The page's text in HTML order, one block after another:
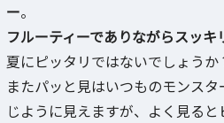
ー。
フルーティーでありながらスッキ
夏にピッタリではないでしょうか
またパッと見はいつものモンス
じように見えますが、よく見る